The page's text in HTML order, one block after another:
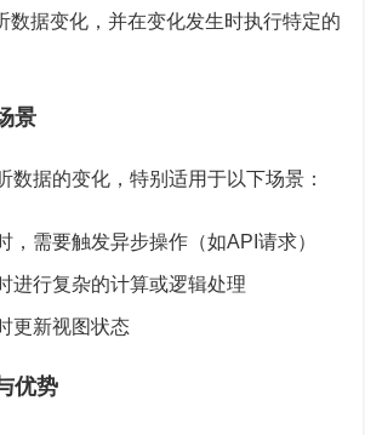
数据变化，并在变化发生时执行特定的
景
数据的变化，特别适用于以下场景：
，需要触发异步操作（如API请求）
进行复杂的计算或逻辑处理
更新视图状态
优势